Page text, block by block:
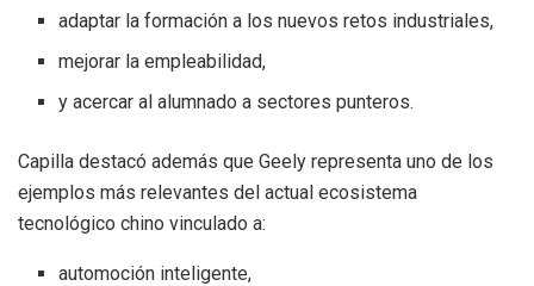
adaptar la formación a los nuevos retos industriales,
mejorar la empleabilidad,
y acercar al alumnado a sectores punteros.
Capilla destacó además que Geely representa uno de los
ejemplos más relevantes del actual ecosistema
tecnológico chino vinculado a:
automoción inteligente,